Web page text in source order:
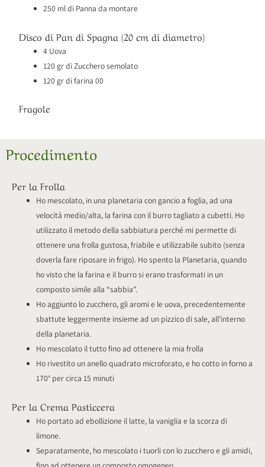
250 ml di Panna da montare
Disco di Pan di Spagna (20 cm di diametro)
4 Uova
120 gr di Zucchero semolato
120 gr di farina 00
Fragole
Procedimento
Per la Frolla
Ho mescolato, in una planetaria con gancio a foglia, ad una
velocità medio/alta, la farina con il burro tagliato a cubetti. Ho
utilizzato il metodo della sabbiatura perché mi permette di
ottenere una frolla gustosa, friabile e utilizzabile subito (senza
doverla fare riposare in frigo). Ho spento la Planetaria, quando
ho visto che la farina e il burro si erano trasformati in un
composto simile alla “sabbia”.
Ho aggiunto lo zucchero, gli aromi e le uova, precedentemente
sbattute leggermente insieme ad un pizzico di sale, all’interno
della planetaria.
Ho mescolato il tutto fino ad ottenere la mia frolla
Ho rivestito un anello quadrato microforato, e ho cotto in forno a
170° per circa 15 minuti
Per la Crema Pasticcera
Ho portato ad ebollizione il latte, la vaniglia e la scorza di
limone.
Separatamente, ho mescolato i tuorli con lo zucchero e gli amidi,